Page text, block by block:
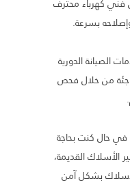
بسرعة.
الصيانة الدورية
من خلال فحص
في حال كنت بحاجة
الأسلاك القديمة،
بشكل آمن